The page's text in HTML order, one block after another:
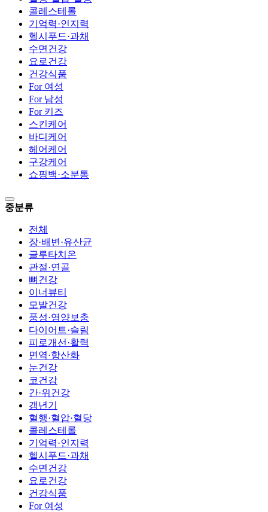
콜레스테롤
기억력·인지력
헬시푸드·과채
수면건강
요로건강
건강식품
For 여성
For 남성
For 키즈
스킨케어
바디케어
헤어케어
구강케어
쇼핑백·소분통
중분류
전체
장·배변·유산균
글루타치온
관절·연골
뼈건강
이너뷰티
모발건강
풍성·영양보충
다이어트·슬림
피로개선·활력
면역·항산화
눈건강
코건강
간·위건강
갱년기
혈행·혈압·혈당
콜레스테롤
기억력·인지력
헬시푸드·과채
수면건강
요로건강
건강식품
For 여성